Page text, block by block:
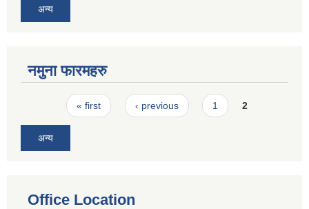
अन्य
नमुना फारमहरु
Pages« first ‹ previous 1 2
अन्य
Office Location